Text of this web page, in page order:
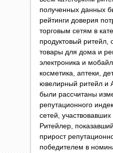
полученных данных
рейтинги доверия
торговым сетям в
продуктовый ритейл,
товары для дома и
электроника и
косметика, аптеки,
ювелирный ритейл и
были рассчитаны
репутационного
сетей, участвовавших
Ритейлер,
прирост
победителем в